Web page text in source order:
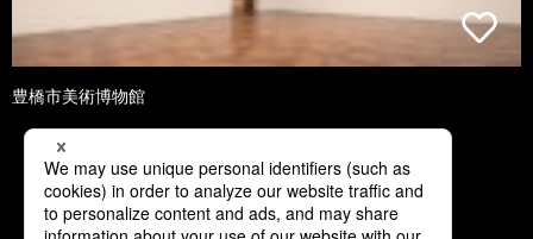
豊橋市美術博物館
1 2 3 4 5